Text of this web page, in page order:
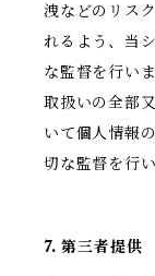
洩などのリス
れるよう、当
な監督を行い
取扱いの全部
いて個人情報
切な監督を行い
7. 第三者提供